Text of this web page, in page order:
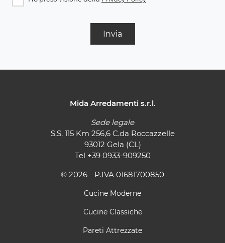
Invia
Mida Arredamenti s.r.l.
Sede legale
S.S. 115 Km 256,6 C.da Roccazzelle
93012 Gela (CL)
Tel +39 0933-909250
© 2026 - P.IVA 01681700850
Cucine Moderne
Cucine Classiche
Pareti Attrezzate